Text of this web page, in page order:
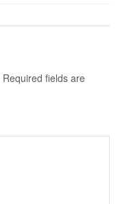
Required fields are